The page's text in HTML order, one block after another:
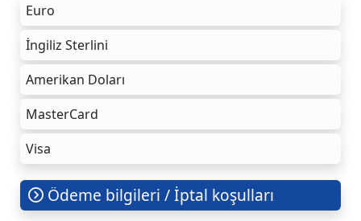
Euro
İngiliz Sterlini
Amerikan Doları
MasterCard
Visa
Ödeme bilgileri / İptal koşulları